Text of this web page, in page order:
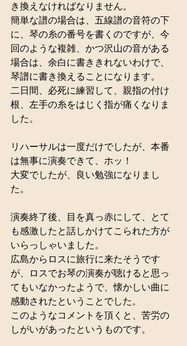
き換えなければなりません。
簡単な譜の場合は、五線譜の音符の下
に、琴の糸の番号を書くのですが、今
回のような複雑、かつ沢山の音がある
場合は、余白に書ききれないわけで、
琴譜に書き換えることになります。
二日間、必死に練習して、親指の付け
根、左手の糸をはじく指が痛くなりま
した。
リハーサルは一度だけでしたが、本番
は無事に演奏できて、ホッ！
大変でしたが、良い勉強になりまし
た。
演奏終了後、目を真っ赤にして、とて
も感激したと話しかけてこられた方が
いらっしゃいました。
広島からロスに旅行に来たそうです
が、ロスでお琴の演奏が聴けると思っ
てもいなかったようで、懐かしい曲に
感動されたということでした。
このようなコメントを頂くと、苦労の
しがいがあったというものです。